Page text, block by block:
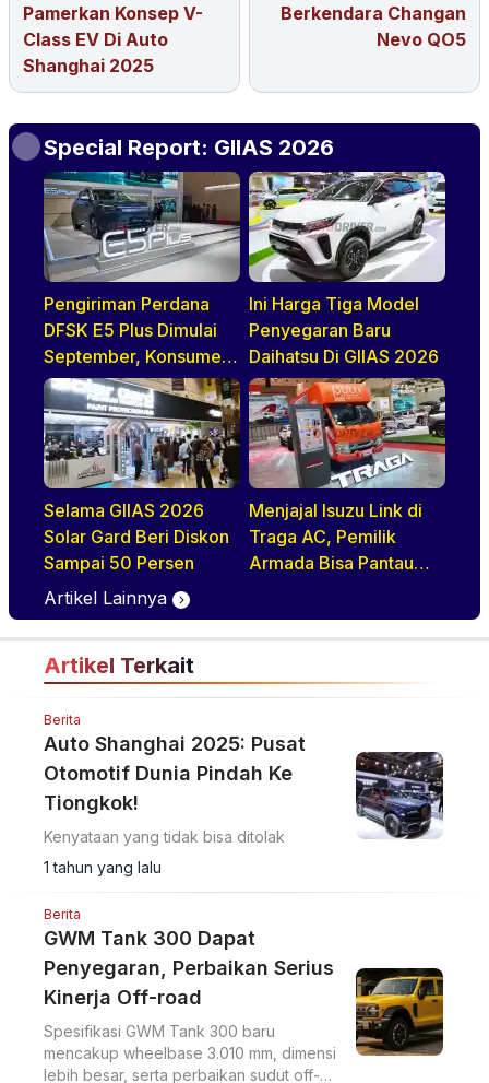
Pamerkan Konsep V-
Class EV Di Auto
Shanghai 2025
Berkendara Changan
Nevo QO5
Special Report: GIIAS 2026
Pengiriman Perdana
DFSK E5 Plus Dimulai
September, Konsumen
Diajak Tur Pabrik
Ini Harga Tiga Model
Penyegaran Baru
Daihatsu Di GIIAS 2026
Selama GIIAS 2026
Solar Gard Beri Diskon
Sampai 50 Persen
Menjajal Isuzu Link di
Traga AC, Pemilik
Armada Bisa Pantau
Realtime
Artikel Lainnya
Artikel Terkait
Berita
Auto Shanghai 2025: Pusat
Otomotif Dunia Pindah Ke
Tiongkok!
Kenyataan yang tidak bisa ditolak
1 tahun yang lalu
Berita
GWM Tank 300 Dapat
Penyegaran, Perbaikan Serius
Kinerja Off-road
Spesifikasi GWM Tank 300 baru
mencakup wheelbase 3.010 mm, dimensi
lebih besar, serta perbaikan sudut off-